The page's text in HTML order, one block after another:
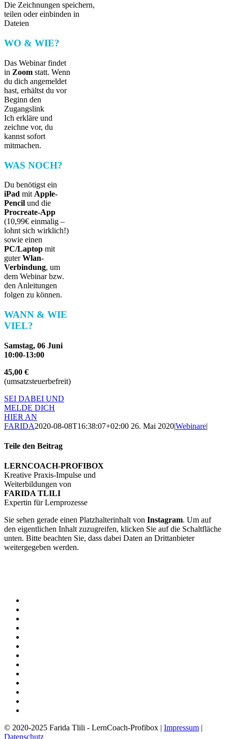
Die Zeichnungen speichern,
teilen oder einbinden in
Dateien
WO & WIE?
Das Webinar findet
in Zoom statt. Wenn
du dich angemeldet
hast, erhältst du vor
Beginn den
Zugangslink
Ich erkläre und
zeichne vor, du
kannst sofort
mitmachen.
WAS NOCH?
Du benötigst ein
iPad mit Apple-
Pencil und die
Procreate-App
(10,99€ einmalig –
lohnt sich wirklich!)
sowie einen
PC/Laptop mit
guterWlan-
Verbindung, um
dem Webinar bzw.
den Anleitungen
folgen zu können.
WANN & WIE
VIEL?
Samstag, 06 Juni
10:00-13:00
45,00 €
(umsatzsteuerbefreit)
SEI DABEI UND
MELDE DICH
HIER AN
FARIDA2020-08-08T16:38:07+02:00 26. Mai 2020|Webinare|
Teile den Beitrag
Facebook
X
WhatsApp
Pinterest
E-
Mail
LERNCOACH-PROFIBOX
Kreative Praxis-Impulse und
Weiterbildungen von
FARIDA TLILI
Expertin für Lernprozesse
Sie sehen gerade einen Platzhalterinhalt von Instagram. Um auf
den eigentlichen Inhalt zuzugreifen, klicken Sie auf die Schaltfläche
unten. Bitte beachten Sie, dass dabei Daten an Drittanbieter
weitergegeben werden.
© 2020-2025 Farida Tlili - LernCoach-Profibox | Impressum |
Datenschutz